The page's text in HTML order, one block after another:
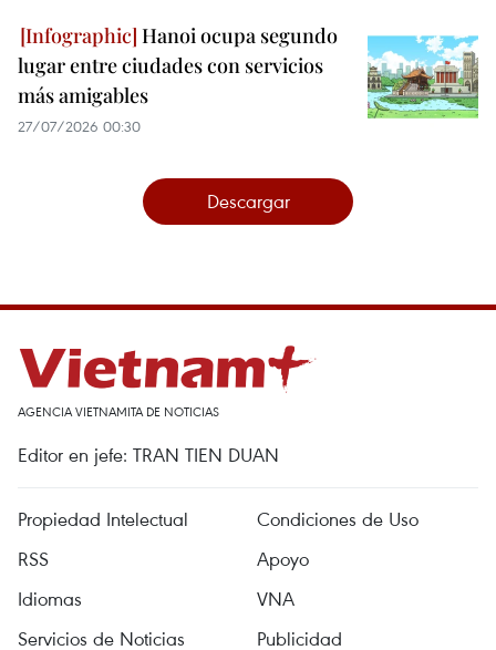
Hanoi ocupa segundo
lugar entre ciudades con servicios
más amigables
27/07/2026 00:30
Descargar
AGENCIA VIETNAMITA DE NOTICIAS
Editor en jefe: TRAN TIEN DUAN
Propiedad Intelectual
Condiciones de Uso
RSS
Apoyo
Idiomas
VNA
Servicios de Noticias
Publicidad